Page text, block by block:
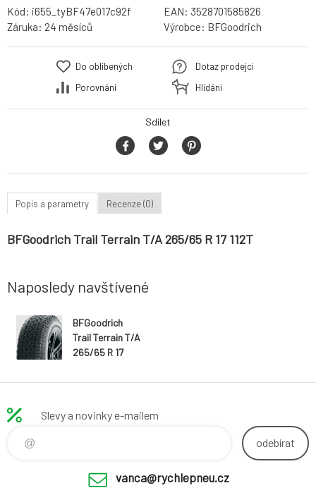
Kód: i655_tyBF47e017c92f EAN: 3528701585826
Záruka: 24 měsíců Výrobce: BFGoodrich
Do oblíbených
Porovnání
Dotaz prodejci
Hlídání
Sdílet
Popis a parametry Recenze (0)
BFGoodrich Trail Terrain T/A 265/65 R 17 112T
Naposledy navštívené
BFGoodrich
Trail Terrain T/A
265/65 R 17
Slevy a novinky e-mailem
odebírat
vanca@rychlepneu.cz